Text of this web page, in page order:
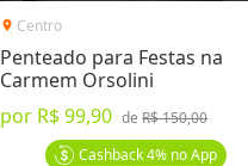
location_on Centro
Penteado para Festas na
Carmem Orsolini
por R$ 99,90 deR$ 150,00
Cashback4%no App